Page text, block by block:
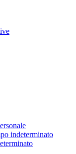
indeterminato